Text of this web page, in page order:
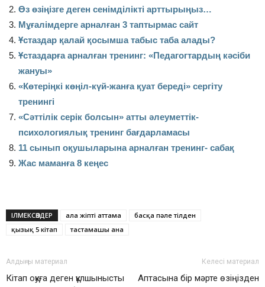
Өз өзіңізге деген сенімділікті арттырыңыз…
Мұғалімдерге арналған 3 таптырмас сайт
Ұстаздар қалай қосымша табыс таба алады?
Ұстаздарға арналған тренинг: «Педагогтардың кәсіби
жануы»
«Көтеріңкі көңіл-күй-жанға қуат береді» сергіту
тренингі
«Сәттілік серік болсын» атты әлеуметтік-
психологиялық тренинг бағдарламасы
11 сынып оқушыларына арналған тренинг- сабақ
Жас маманға 8 кеңес
ІЛМЕКСӨЗДЕР ала жіпті аттама
басқа пәле тілден
қызық 5 кітап
тастамашы ана
Алдыңғы материал
Кітап оқуға деген құлшынысты
Келесі материал
Аптасына бір мәрте өзіңізден